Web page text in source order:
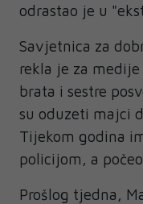
odrastao je u
Savjetnica za
rekla je za
brata i sestre
su oduzeti majci
Tijekom godina
policijom, a
Prošlog tjedna,